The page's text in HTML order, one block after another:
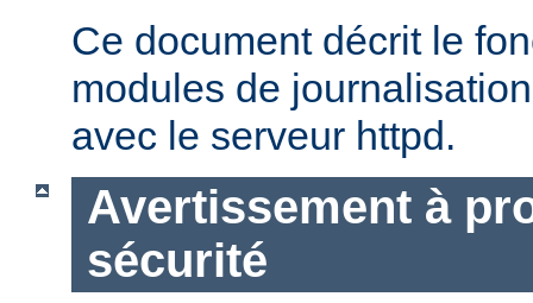
Ce document décrit le
modules de
avec le serveur httpd.
Avertissement à
sécurité